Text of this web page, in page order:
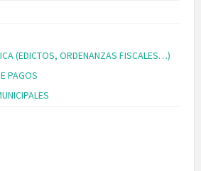
(EDICTOS, ORDENANZAS FISCALES…)
PAGOS